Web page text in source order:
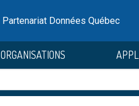
Partenariat Données Québec
ORGANISATIONS